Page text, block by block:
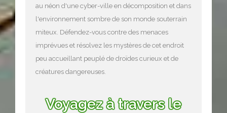
au néon d'une cyber-ville en décomposition et dans
l'environnement sombre de son monde souterrain
miteux. Défendez-vous contre des menaces
imprévues et résolvez les mystères de cet endroit
peu accueillant peuplé de droïdes curieux et de
créatures dangereuses.
Voyagez à travers le